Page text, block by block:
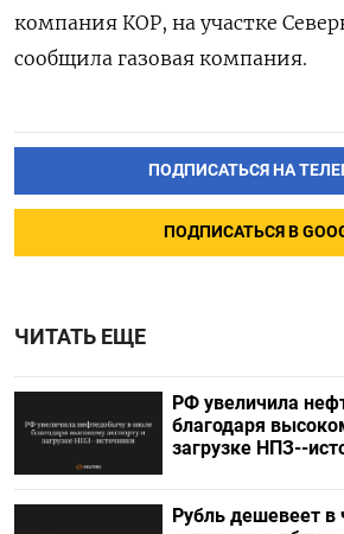
компания КОР, на участке
сообщила газовая компания.
ПОДПИСАТЬСЯ НА
ПОДПИСАТЬСЯ В
ЧИТАТЬ ЕЩЕ
РФ увеличила
благодаря
загрузке НПЗ--
Рубль дешевеет в